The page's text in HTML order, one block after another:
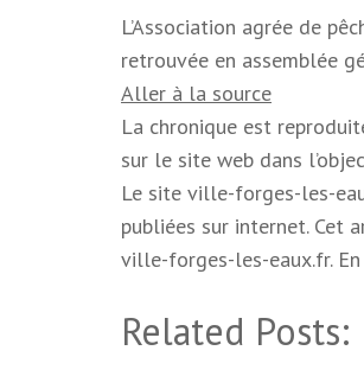
L’Association agrée de
retrouvée en assemblée
Aller à la source
La chronique est
sur le site web dans
Le site ville-forges-les-
publiées sur internet. Cet
ville-forges-les-eaux.fr.
Related Posts: